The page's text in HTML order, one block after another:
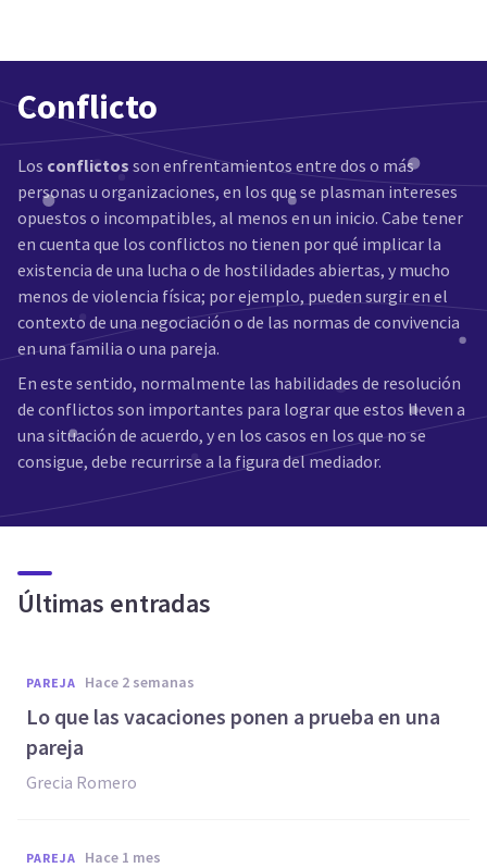
Conflicto
Los conflictos son enfrentamientos entre dos o más
personas u organizaciones, en los que se plasman intereses
opuestos o incompatibles, al menos en un inicio. Cabe tener
en cuenta que los conflictos no tienen por qué implicar la
existencia de una lucha o de hostilidades abiertas, y mucho
menos de violencia física; por ejemplo, pueden surgir en el
contexto de una negociación o de las normas de convivencia
en una familia o una pareja.
En este sentido, normalmente las habilidades de resolución
de conflictos son importantes para lograr que estos lleven a
una situación de acuerdo, y en los casos en los que no se
consigue, debe recurrirse a la figura del mediador.
Últimas entradas
PAREJA hace 2 semanas
Lo que las vacaciones ponen a prueba en una
pareja
Grecia Romero
PAREJA hace 1 mes